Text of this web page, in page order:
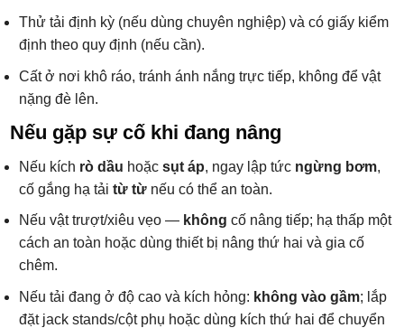
Thử tải định kỳ (nếu dùng chuyên nghiệp) và có giấy kiểm
định theo quy định (nếu cần).
Cất ở nơi khô ráo, tránh ánh nắng trực tiếp, không để vật
nặng đè lên.
Nếu gặp sự cố khi đang nâng
Nếu kích rò dầu hoặc sụt áp, ngay lập tức ngừng bơm,
cố gắng hạ tải từ từ nếu có thể an toàn.
Nếu vật trượt/xiêu vẹo — không cố nâng tiếp; hạ thấp một
cách an toàn hoặc dùng thiết bị nâng thứ hai và gia cố
chêm.
Nếu tải đang ở độ cao và kích hỏng: không vào gầm; lắp
đặt jack stands/cột phụ hoặc dùng kích thứ hai để chuyển